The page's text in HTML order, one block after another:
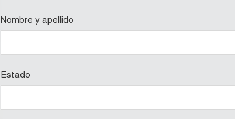
Nombre y apellido
Estado